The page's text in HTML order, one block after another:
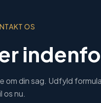
OS
din sag. Udfyld
os nu.